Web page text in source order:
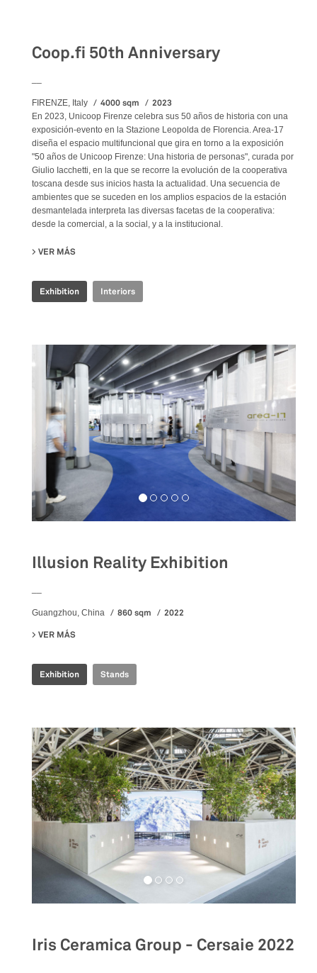
Coop.fi 50th Anniversary
FIRENZE, Italy 4000 sqm 2023
En 2023, Unicoop Firenze celebra sus 50 años de historia con una
exposición-evento en la Stazione Leopolda de Florencia. Area-17
diseña el espacio multifuncional que gira en torno a la exposición
"50 años de Unicoop Firenze: Una historia de personas", curada por
Giulio Iacchetti, en la que se recorre la evolución de la cooperativa
toscana desde sus inicios hasta la actualidad. Una secuencia de
ambientes que se suceden en los amplios espacios de la estación
desmantelada interpreta las diversas facetas de la cooperativa:
desde la comercial, a la social, y a la institucional.
VER MÁS
Exhibition Interiors
Illusion Reality Exhibition
Guangzhou, China 860 sqm
2022
VER MÁS
Exhibition Stands
Iris Ceramica Group - Cersaie 2022